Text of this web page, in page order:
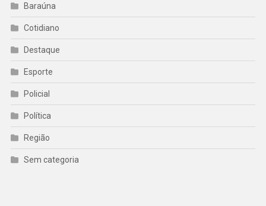
Baraúna
Cotidiano
Destaque
Esporte
Policial
Política
Região
Sem categoria